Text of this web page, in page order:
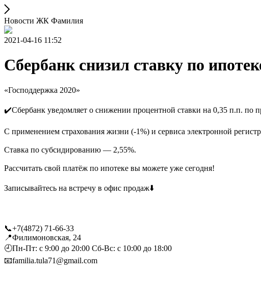
Новости ЖК Фамилия
2021-04-16 11:52
Сбербанк снизил ставку по
«Господдержка 2020»
✔️Сбербанк уведомляет о снижении процентной ставки на 0,35 п.п. по
С применением страхования жизни (-1%) и сервиса электронной
Ставка по субсидированию — 2,55%.
Рассчитать свой платёж по ипотеке вы можете уже сегодня!
Записывайтесь на встречу в офис продаж⬇️
📞+7(4872) 71-66-33
📍Филимоновская, 24
🕘Пн-Пт: с 9:00 до 20:00 Сб-Вс: с 10:00 до 18:00
📧familia.tula71@gmail.com